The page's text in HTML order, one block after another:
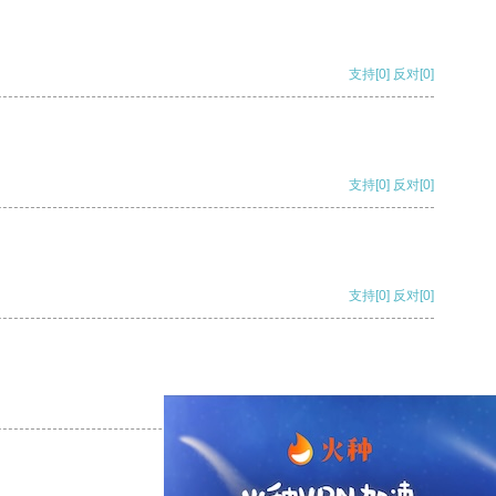
支持[0] 反对[0]
支持[0] 反对[0]
支持[0] 反对[0]